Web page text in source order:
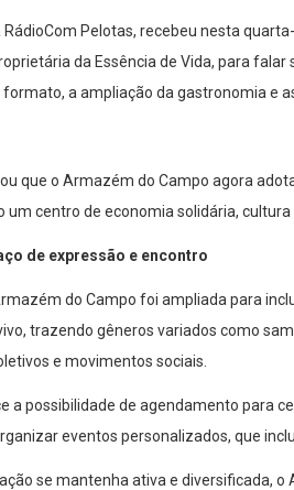
Pelotas, recebeu nesta
da Essência de Vida, para
a ampliação da gastronomia e
que o Armazém do Campo agora
um centro de economia solidária,
de expressão e encontro
do Campo foi ampliada para
trazendo gêneros variados como
e movimentos sociais.
a possibilidade de agendamento para
eventos personalizados, que
se mantenha ativa e diversificada,